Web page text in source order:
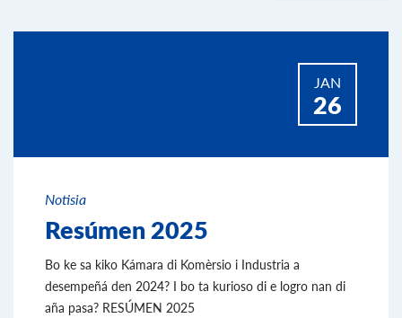
JAN
26
Notisia
Resúmen 2025
Bo ke sa kiko Kámara di Komèrsio i Industria a
desempeñá den 2024? I bo ta kurioso di e logro nan di
aña pasa? RESÚMEN 2025